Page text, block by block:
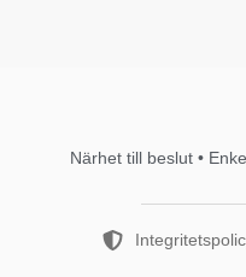
Närhet till beslut •